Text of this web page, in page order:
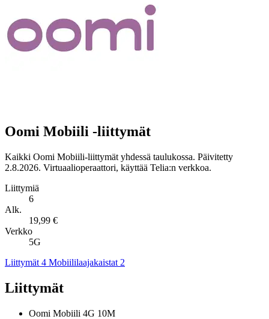
Oomi Mobiili -liittymät
Kaikki Oomi Mobiili-liittymät yhdessä taulukossa. Päivitetty
2.8.2026. Virtuaalioperaattori, käyttää Telia:n verkkoa.
Liittymiä
6
Alk.
19,99 €
Verkko
5G
Liittymät 4 Mobiililaajakaistat 2
Liittymät
Oomi Mobiili 4G 10M